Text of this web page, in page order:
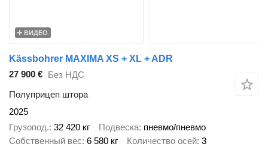
ВИДЕО
Kässbohrer MAXIMA XS + XL + ADR
27 900 € Без НДС
Полуприцеп штора
2025
Грузопод. 32 420 кг Подвеска пневмо/пневмо
Собственный вес 6 580 кг Количество осей 3